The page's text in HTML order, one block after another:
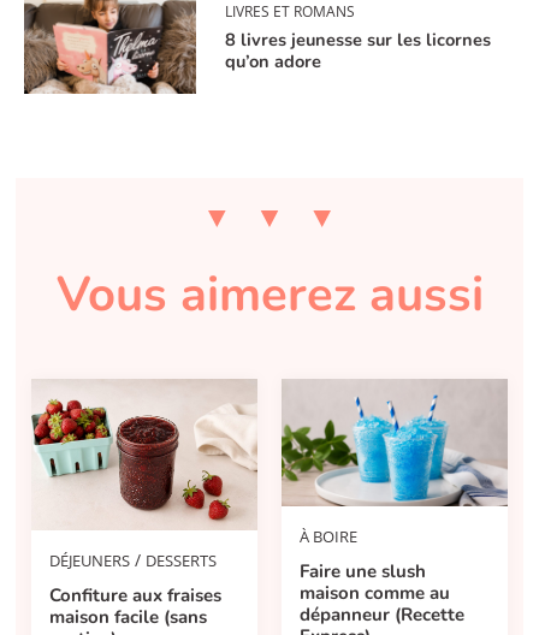
LIVRES ET ROMANS
8 livres jeunesse sur les licornes
qu’on adore
Vous aimerez aussi
DÉJEUNERS / DESSERTS
Confiture aux fraises
maison facile (sans
À BOIRE
Faire une slush
maison comme au
dépanneur (Recette